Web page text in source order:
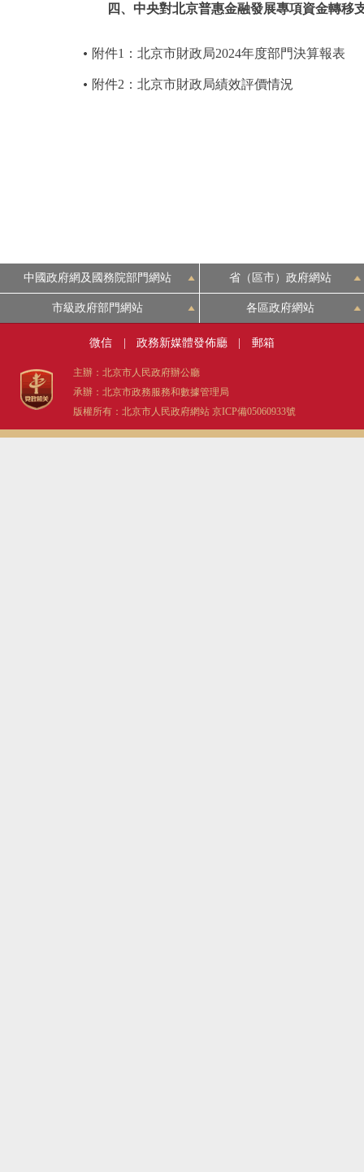
四、中央對北京普惠金融發展專項資金轉移
附件1：北京市財政局2024年度部門決算報表
附件2：北京市財政局績效評價情況
中國政府網及國務院部門網站 省（區市）政府網站
市級政府部門網站 各區政府網站
微信 政務新媒體發佈廳 郵箱
主辦：北京市人民政府辦公廳
承辦：北京市政務服務和數據管理局
版權所有：北京市人民政府網站 京ICP備05060933號